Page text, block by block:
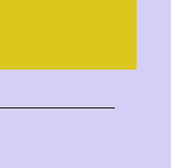
– ethnische